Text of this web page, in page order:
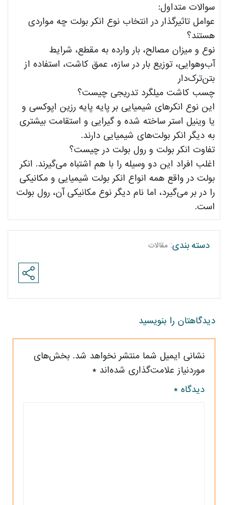
سوالات متداول:
عوامل تاثیرگذار در انتخاب نوع انکر بولت چه مواردی
هستند؟
نوع و میزان مصالح، بار وارده به مقطع، شرایط
آب‌وهوایی، توزیع بار در سازه، عمق کاشت، استفاده از
بتن‌ترک‌دار
چسب کاشت میلگرد تدریجی چیست؟
این نوع انکرهای شیمیایی بر پایه پایه رزین اپوکسی و
یا وینیل استر ساخته شده و گیرایی و استقامت بیشتری
به دیگر انکر بولت‌های شیمیایی دارند.
تفاوت انکر بولت و رول بولت در چیست؟
اغلب افراد این دو وسیله را با هم اشتباه می‌گیرند. انکر
بولت در واقع همه انواع انکر بولت شیمیایی و مکانیکی
را در بر می‌‌گیرد، اما نام دیگر نوع مکانیکی آن، رول بولت
است.
دسته بندی: مقالات
دیدگاهتان را بنویسید
نشانی ایمیل شما منتشر نخواهد شد. بخش‌های
موردنیاز علامت‌گذاری شده‌اند *
دیدگاه *